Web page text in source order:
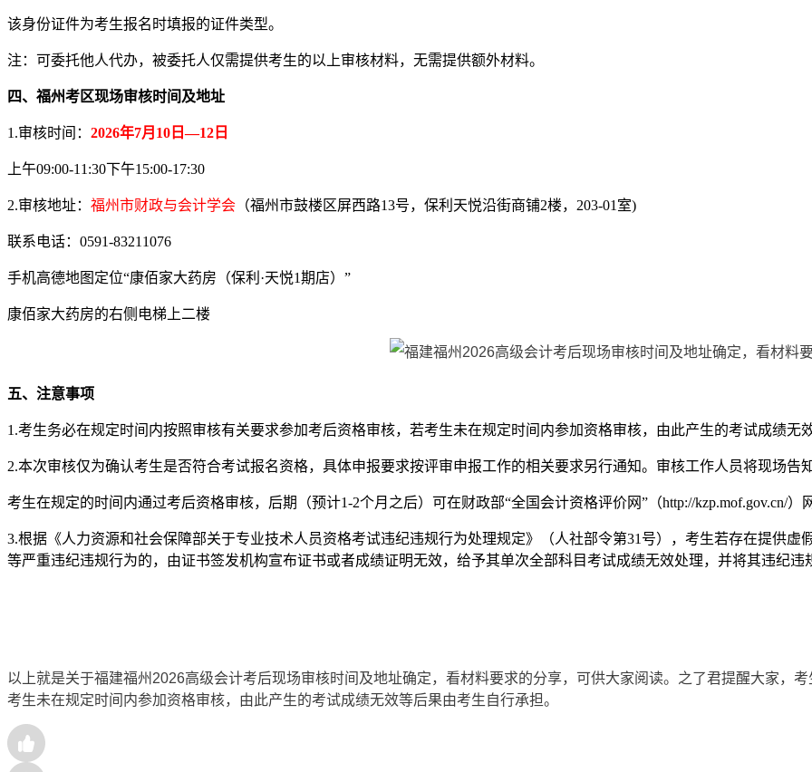
该身份证件为考生报名时填报的证件类型。
注：可委托他人代办，被委托人仅需提供考生的以上审核材料，无需提供额外材料。
四、福州考区现场审核时间及地址
1.审核时间： 2026年7月10日—12日
上午09:00-11:30下午15:00-17:30
2.审核地址： 福州市财政与会计学会 （福州市鼓楼区屏西路13号，保利天悦沿街商铺2楼，203-01室)
联系电话：0591-83211076
手机高德地图定位“康佰家大药房（保利·天悦1期店）”
康佰家大药房的右侧电梯上二楼
五、注意事项
1.考生务必在规定时间内按照审核有关要求参加考后资格审核，若考生未在规定时间内参加资格审核，由此产生的考试成绩无
2.本次审核仅为确认考生是否符合考试报名资格，具体申报要求按评审申报工作的相关要求另行通知。审核工作人员将现场告
考生在规定的时间内通过考后资格审核，后期（预计1-2个月之后）可在财政部“全国会计资格评价网”（http://kzp.mof.gov.cn/
3.根据《人力资源和社会保障部关于专业技术人员资格考试违纪违规行为处理规定》（人社部令第31号），考生若存在提供
等严重违纪违规行为的，由证书签发机构宣布证书或者成绩证明无效，给予其单次全部科目考试成绩无效处理，并将其违纪
以上就是关于福建福州2026高级会计考后现场审核时间及地址确定，看材料要求的分享，可供大家阅读。 之了君提醒大家，
考生未在规定时间内参加资格审核，由此产生的考试成绩无效等后果由考生自行承担。